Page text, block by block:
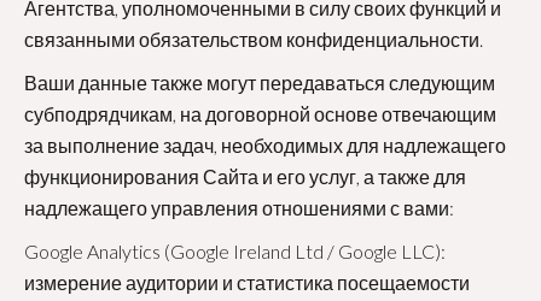
Агентства, уполномоченными в силу своих функций и
связанными обязательством конфиденциальности.
Ваши данные также могут передаваться следующим
субподрядчикам, на договорной основе отвечающим
за выполнение задач, необходимых для надлежащего
функционирования Сайта и его услуг, а также для
надлежащего управления отношениями с вами:
Google Analytics (Google Ireland Ltd / Google LLC):
измерение аудитории и статистика посещаемости